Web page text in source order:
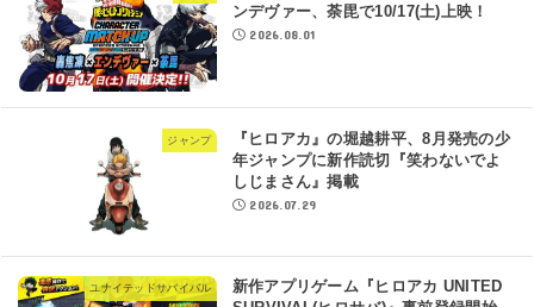
ンデヴァー、荼毘で10/17(土)上映！
2026.08.01
ジャンプ
『ヒロアカ』の堀越耕平、8月発売の少
年ジャンプに新作読切『笑わないでよ
しじまさん』掲載
2026.07.29
ユナイテッドサバイバル
新作アプリゲーム『ヒロアカ UNITED